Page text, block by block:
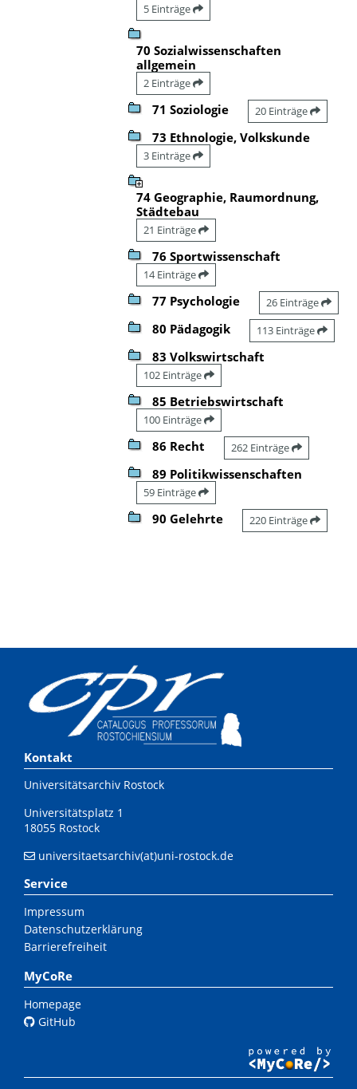
5 Einträge
70 Sozialwissenschaften
allgemein
2 Einträge
71 Soziologie 20 Einträge
73 Ethnologie, Volkskunde
3 Einträge
74 Geographie, Raumordnung,
Städtebau
21 Einträge
76 Sportwissenschaft
14 Einträge
77 Psychologie 26 Einträge
80 Pädagogik 113 Einträge
83 Volkswirtschaft
102 Einträge
85 Betriebswirtschaft
100 Einträge
86 Recht 262 Einträge
89 Politikwissenschaften
59 Einträge
90 Gelehrte 220 Einträge
Kontakt
Universitätsarchiv Rostock
Universitätsplatz 1
18055 Rostock
universitaetsarchiv(at)uni-rostock.de
Service
Impressum
Datenschutzerklärung
Barrierefreiheit
MyCoRe
Homepage
GitHub